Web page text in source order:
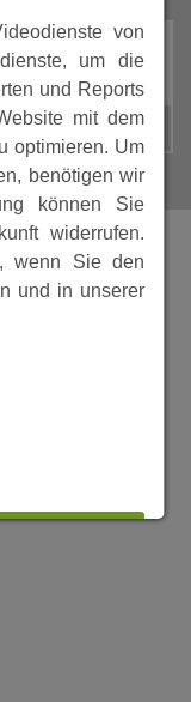
von
um die
und Reports
mit dem
optimieren. Um
benötigen wir
können Sie
widerrufen.
wenn Sie den
und in unserer